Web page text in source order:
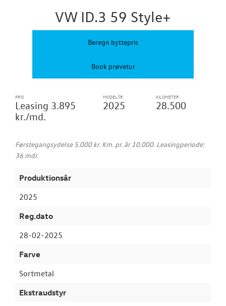
RESERVEDELE
VW ID.3 59 Style+
Beregn byttepris
Book prøvetur
PRIS
Leasing 3.895
kr./md.
MODELÅR
2025
KILOMETER
28.500
Førstegangsydelse 5.000 kr. Km. pr. år 10.000. Leasingperiode:
36 mdr.
Produktionsår
2025
Reg.dato
28-02-2025
Farve
Sortmetal
Ekstraudstyr